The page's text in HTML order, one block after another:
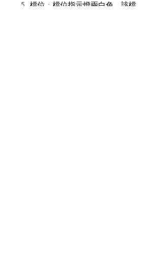
5. 檔位 : 檔位指示燈兩白色，該檔